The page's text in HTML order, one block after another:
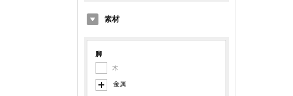
素材
脚
木
金属